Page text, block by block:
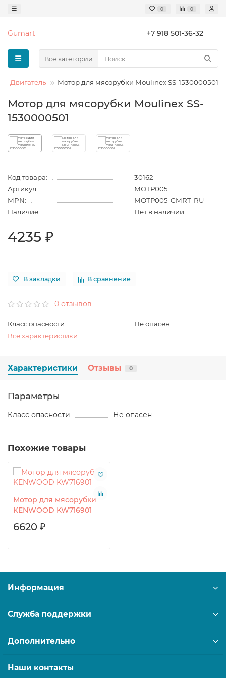
0 0
Gumart +7 918 501-36-32
Все категории
Двигатель Мотор для мясорубки Moulinex SS-1530000501
Мотор для мясорубки Moulinex SS-
1530000501
Код товара:
30162
Артикул:
МОТР005
MPN:
МОТР005-GMRT-RU
Наличие:
Нет в наличии
4235 ₽
В закладки В сравнение
0 отзывов
Класс опасности
Не опасен
Все характеристики
Характеристики Отзывы 0
Параметры
Класс опасности Не опасен
Похожие товары
Мотор для мясорубки
KENWOOD KW716901
6620 ₽
Информация
Служба поддержки
Дополнительно
Наши контакты